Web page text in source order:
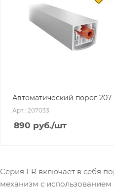
Автоматический порог 207
Арт.: 207033
890 руб./шт
Серия FR включает в себя
механизм с